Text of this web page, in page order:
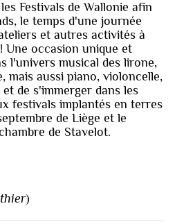
Festivals de Wallonie afin
le temps d'une journée
et autres activités à
Une occasion unique et
l'univers musical des lirone,
mais aussi piano, violoncelle,
de s'immerger dans les
festivals implantés en terres
de Liège et le
de Stavelot.
)